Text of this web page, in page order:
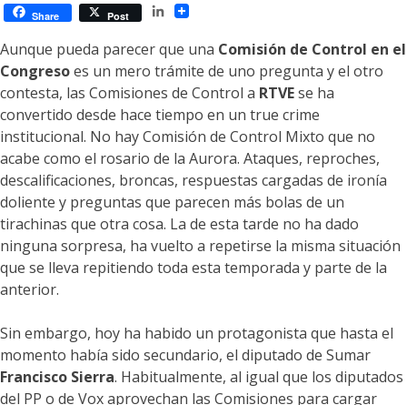
Share Post
LinkedIn
Aunque pueda parecer que una Comisión de Control en el
Congresoes un mero trámite de uno pregunta y el otro
contesta, las Comisiones de Control a RTVEse ha
convertido desde hace tiempo en un true crime
institucional. No hay Comisión de Control Mixto que no
acabe como el rosario de la Aurora. Ataques, reproches,
descalificaciones, broncas, respuestas cargadas de ironía
doliente y preguntas que parecen más bolas de un
tirachinas que otra cosa. La de esta tarde no ha dado
ninguna sorpresa, ha vuelto a repetirse la misma situación
que se lleva repitiendo toda esta temporada y parte de la
anterior.
Sin embargo, hoy ha habido un protagonista que hasta el
momento había sido secundario, el diputado de Sumar
Francisco Sierra. Habitualmente, al igual que los diputados
del PP o de Vox aprovechan las Comisiones para cargar